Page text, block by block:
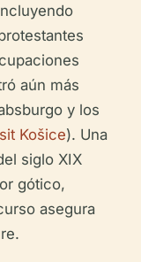
aún más
y los
Košice). Una
siglo XIX
gótico,
asegura